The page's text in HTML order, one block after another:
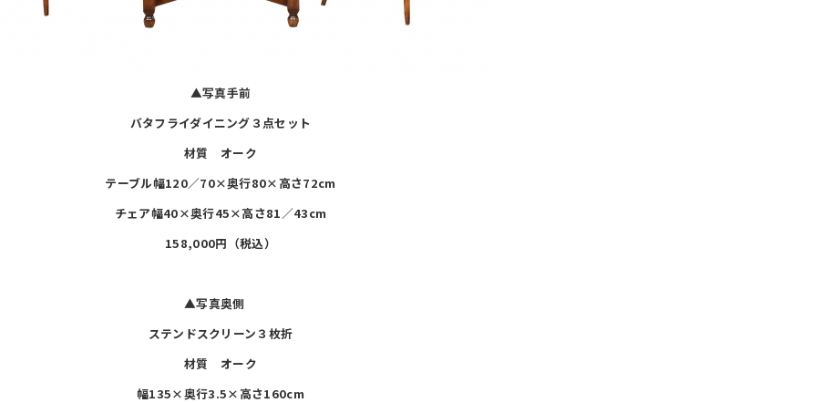
▲写真手前
バタフライダイニング３点セット
材質 オーク
テーブル幅120／70×奥行80×高さ72cm
チェア幅40×奥行45×高さ81／43cm
158,000円（税込）
▲写真奥側
ステンドスクリーン３枚折
材質 オーク
幅135×奥行3.5×高さ160cm